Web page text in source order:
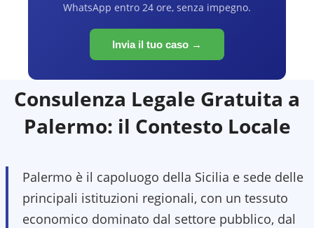
WhatsApp entro 24 ore, senza impegno.
Invia il tuo caso →
Consulenza Legale Gratuita a
Palermo: il Contesto Locale
Palermo è il capoluogo della Sicilia e sede delle
principali istituzioni regionali, con un tessuto
economico dominato dal settore pubblico, dal